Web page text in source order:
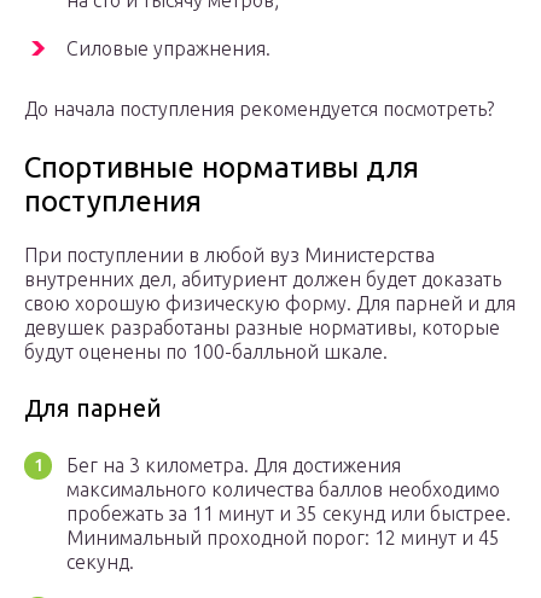
Силовые упражнения.
До начала поступления рекомендуется посмотреть?
Спортивные нормативы для
поступления
При поступлении в любой вуз Министерства
внутренних дел, абитуриент должен будет доказать
свою хорошую физическую форму. Для парней и для
девушек разработаны разные нормативы, которые
будут оценены по 100-балльной шкале.
Для парней
Бег на 3 километра. Для достижения
максимального количества баллов необходимо
пробежать за 11 минут и 35 секунд или быстрее.
Минимальный проходной порог: 12 минут и 45
секунд.